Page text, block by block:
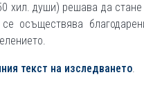
хил. души) решава да
осъществява
текст на изследването.